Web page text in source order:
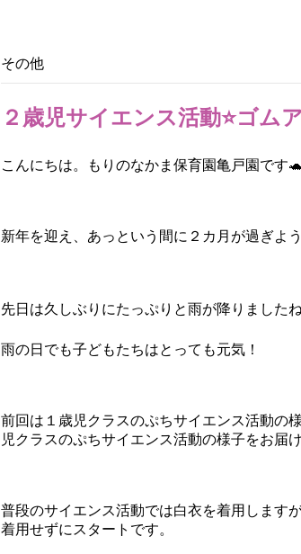
その他
２歳児サイエンス活動⭐ゴム
こんにちは。もりのなかま保育園亀戸園です🐢
新年を迎え、あっという間に２カ月が過ぎよ
先日は久しぶりにたっぷりと雨が降りました
雨の日でも子どもたちはとっても元気！
前回は１歳児クラスのぷちサイエンス活動の
児クラスのぷちサイエンス活動の様子をお届
普段のサイエンス活動では白衣を着用します
着用せずにスタートです。